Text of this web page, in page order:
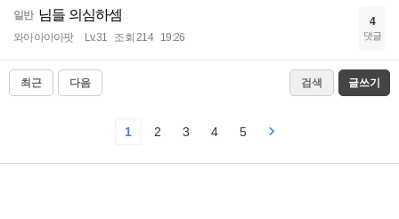
일반 님들 의심하셈
와아아아아팟 Lv.31 조회 214 19:26
4
댓글
최근 다음 검색 글쓰기
1 2 3 4 5